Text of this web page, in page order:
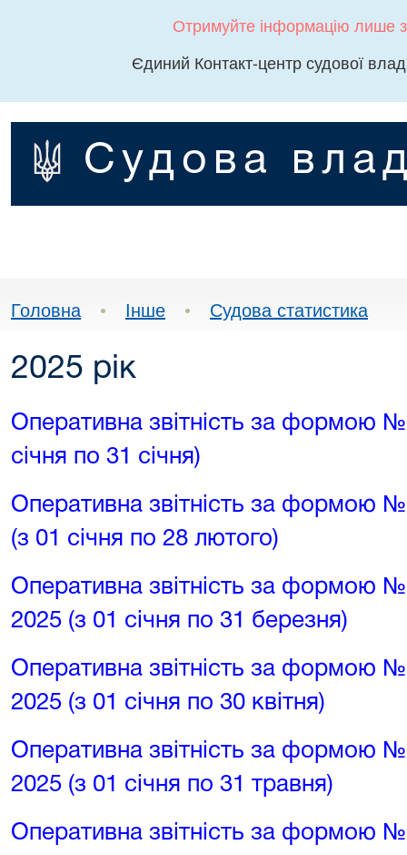
Отримуйте інформацію лише
Єдиний Контакт-центр судової
Судова
Головна • Інше • Судова статистика
2025 рік
Оперативна звітність за формою
січня по 31 січня)
Оперативна звітність за формою
(з 01 січня по 28 лютого)
Оперативна звітність за формою
2025 (з 01 січня по 31 березня)
Оперативна звітність за формою №
2025 (з 01 січня по 30 квітня)
Оперативна звітність за формою
2025 (з 01 січня по 31 травня)
Оперативна звітність за формою